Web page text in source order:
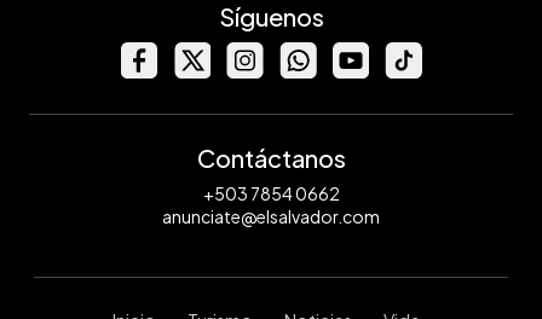
Síguenos
Contáctanos
+503 7854 0662
anunciate@elsalvador.com